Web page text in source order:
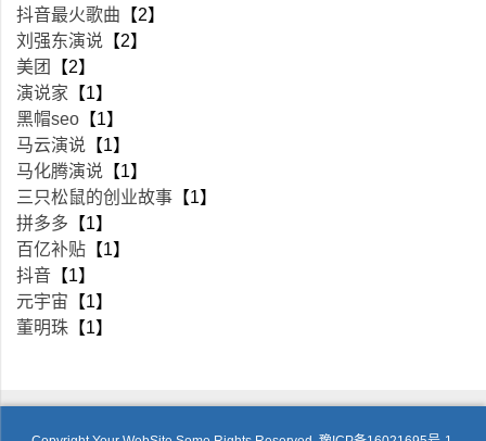
抖音最火歌曲 【2】
刘强东演说 【2】
美团
【2】
演说家 【1】
黑帽seo 【1】
马云演说 【1】
马化腾演说 【1】
三只松鼠的创业故事 【1】
拼多多 【1】
百亿补贴 【1】
抖音 【1】
元宇宙 【1】
董明珠 【1】